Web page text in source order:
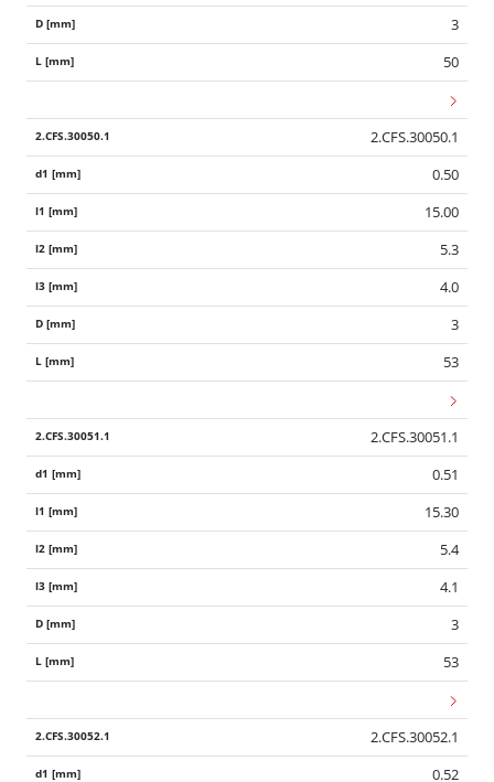
3
50
2.CFS.30050.1
0.50
15.00
5.3
4.0
3
53
2.CFS.30051.1
0.51
15.30
5.4
4.1
3
53
2.CFS.30052.1
0.52